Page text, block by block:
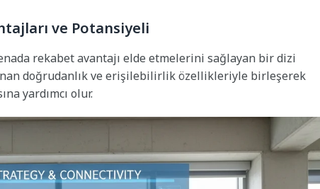
ve Potansiyeli
rekabet avantajı elde etmelerini sağlayan bir dizi
doğrudanlık ve erişilebilirlik özellikleriyle birleşerek
yardımcı olur.